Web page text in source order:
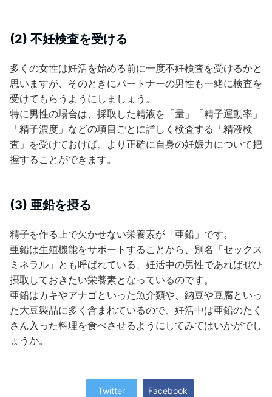
(2) 不妊検査を受ける
多くの女性は妊活を始める前に一度不妊検査を受けるかと
思いますが、そのときにパートナーの男性も一緒に検査を
受けてもらうようにしましょう。
特に男性の場合は、採取した精液を「量」「精子運動率」
「精子濃度」などの項目ごとに詳しく検査する「精液検
査」を受けておけば、より正確に自身の妊娠力について把
握することができます。
(3) 亜鉛を摂る
精子を作る上で欠かせない栄養素が「亜鉛」です。
亜鉛は生殖機能をサポートすることから、別名「セックス
ミネラル」とも呼ばれている、妊活中の男性であればぜひ
摂取しておきたい栄養素となっているのです。
亜鉛はカキやアナゴといった魚介類や、納豆や豆腐といっ
た大豆製品に多く含まれているので、妊活中は亜鉛のたく
さん入った料理を食べさせるようにしてみてはいかがでし
ょうか。
Twitter Facebook